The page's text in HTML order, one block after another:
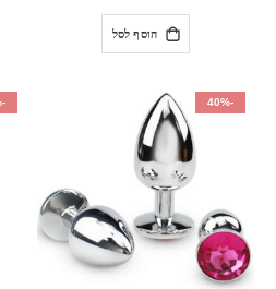
הוסף לסל
-40%
-23%